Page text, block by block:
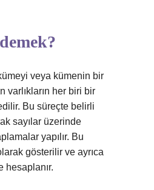
veya kümenin bir
varlıkların her biri bir
Bu süreçte belirli
sayılar üzerinde
yapılır. Bu
gösterilir ve ayrıca
hesaplanır.